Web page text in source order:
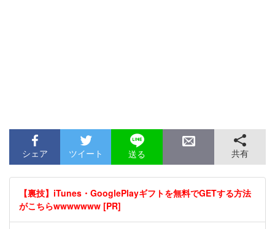
シェア ツイート 送る 共有
【裏技】iTunes・GooglePlayギフトを無料でGETする方法
がこちらwwwwwww [PR]